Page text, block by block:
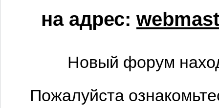
на адрес:
Новый форум
Пожалуйста